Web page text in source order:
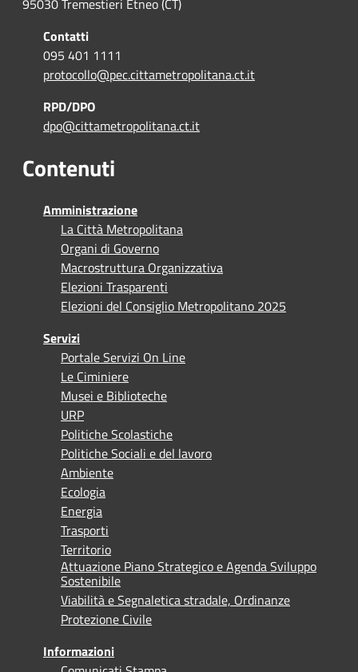
Contatti
095 401 1111
protocollo@pec.cittametropolitana.ct.it
RPD/DPO
dpo@cittametropolitana.ct.it
Contenuti
Amministrazione
La Città Metropolitana
Organi di Governo
Macrostruttura Organizzativa
Elezioni Trasparenti
Elezioni del Consiglio Metropolitano 2025
Servizi
Portale Servizi On Line
Le Ciminiere
Musei e Biblioteche
URP
Politiche Scolastiche
Politiche Sociali e del lavoro
Ambiente
Ecologia
Energia
Trasporti
Territorio
Attuazione Piano Strategico e Agenda Sviluppo
Sostenibile
Viabilità e Segnaletica stradale, Ordinanze
Protezione Civile
Informazioni